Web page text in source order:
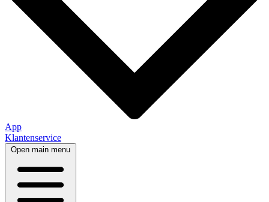
App
Klantenservice
Open main menu